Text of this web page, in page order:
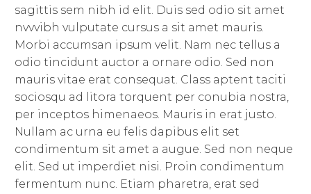
sagittis sem nibh id elit. Duis sed odio sit amet
nvvvibh vulputate cursus a sit amet mauris.
Morbi accumsan ipsum velit. Nam nec tellus a
odio tincidunt auctor a ornare odio. Sed non
mauris vitae erat consequat. Class aptent taciti
sociosqu ad litora torquent per conubia nostra,
per inceptos himenaeos. Mauris in erat justo.
Nullam ac urna eu felis dapibus elit set
condimentum sit amet a augue. Sed non neque
elit. Sed ut imperdiet nisi. Proin condimentum
fermentum nunc. Etiam pharetra, erat sed